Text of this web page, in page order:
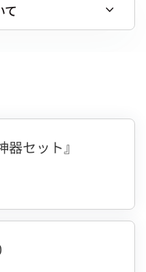
て expand_more
セット』